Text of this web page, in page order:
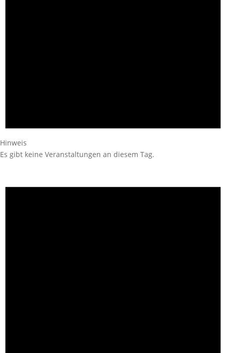
Hinweis
Es gibt keine Veranstaltungen an diesem Tag.